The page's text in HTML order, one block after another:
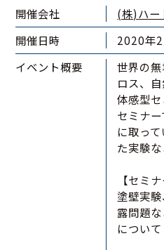
開催会社
(株)ハー
開催日時
2020年
イベント概要
世界の
ロス、
体感型セ
セミナ
に取っ
た実験な
【セミ
塗壁実
露問題
について